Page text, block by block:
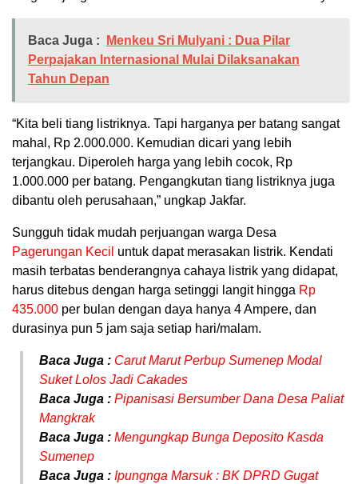
Baca Juga :
Menkeu Sri Mulyani : Dua Pilar
Perpajakan Internasional Mulai Dilaksanakan
Tahun Depan
“Kita beli tiang listriknya. Tapi harganya per batang sangat
mahal, Rp 2.000.000. Kemudian dicari yang lebih
terjangkau. Diperoleh harga yang lebih cocok, Rp
1.000.000 per batang. Pengangkutan tiang listriknya juga
dibantu oleh perusahaan,” ungkap Jakfar.
Sungguh tidak mudah perjuangan warga Desa
Pagerungan Kecil untuk dapat merasakan listrik. Kendati
masih terbatas benderangnya cahaya listrik yang didapat,
harus ditebus dengan harga setinggi langit hingga Rp
435.000 per bulan dengan daya hanya 4 Ampere, dan
durasinya pun 5 jam saja setiap hari/malam.
Baca Juga : Carut Marut Perbup Sumenep Modal
Suket Lolos Jadi Cakades
Baca Juga : Pipanisasi Bersumber Dana Desa Paliat
Mangkrak
Baca Juga : Mengungkap Bunga Deposito Kasda
Sumenep
Baca Juga : Ipungnga Marsuk : BK DPRD Gugat